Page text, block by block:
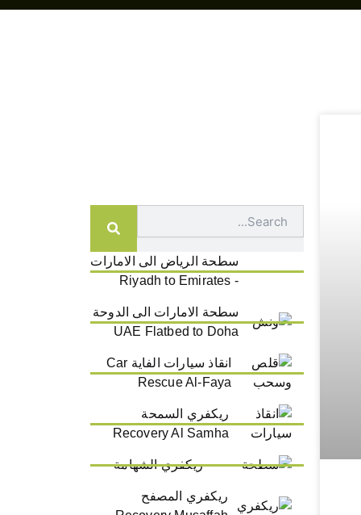
سطحة الرياض الى الامارات
- Riyadh to Emirates
سطحة الامارات الى الدوحة
UAE Flatbed to Doha
انقاذ سيارات الفاية Car
Rescue Al-Faya
ريكفري السمحة
Recovery Al Samha
ريكفري الشهامة
ريكفري المصفح